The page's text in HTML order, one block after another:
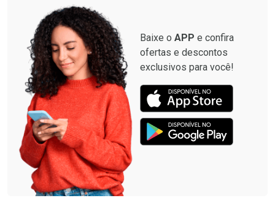
Baixe o APP e confira
ofertas e descontos
exclusivos para você!